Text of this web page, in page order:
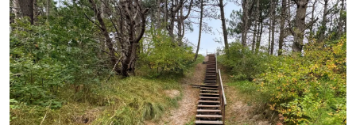
enfants
Nature
Passer
la
Appartements